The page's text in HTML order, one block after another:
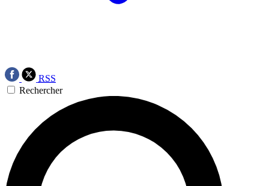
RSS
Rechercher